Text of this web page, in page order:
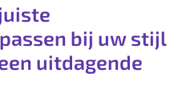
bij uw stijl
uitdagende